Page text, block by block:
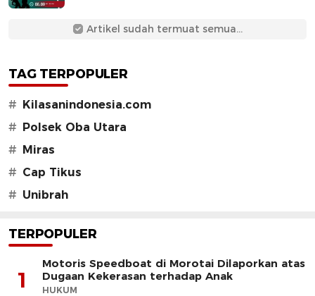
Artikel sudah termuat semua...
TAG TERPOPULER
# Kilasanindonesia.com
# Polsek Oba Utara
# Miras
# Cap Tikus
# Unibrah
TERPOPULER
1
Motoris Speedboat di Morotai Dilaporkan atas
Dugaan Kekerasan terhadap Anak
HUKUM